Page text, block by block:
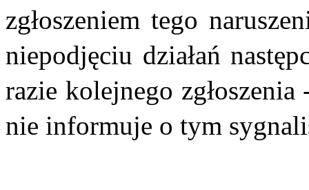
zgłoszeniem tego
niepodjęciu działań
razie kolejnego
nie informuje o tym